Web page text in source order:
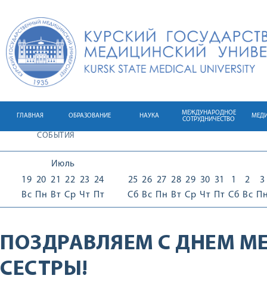
ГЛАВНАЯ ОБРАЗОВАНИЕ НАУКА
МЕЖДУНАРОДНОЕ
СОТРУДНИЧЕСТВО
СОБЫТИЯ
Июль
19
Вс
20
Пн
21
Вт
22
Ср
23
Чт
24
Пт
25
Сб
26
Вс
27
Пн
28
Вт
29
Ср
30
Чт
31
Пт
1
Сб
2
Вс
3
ПОЗДРАВЛЯЕМ С ДНЕМ
СЕСТРЫ!